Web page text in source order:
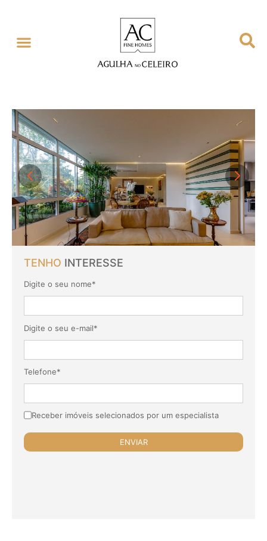
TENHO INTERESSE
Digite o seu nome*
Digite o seu e-mail*
Telefone*
Receber imóveis selecionados por um especialista